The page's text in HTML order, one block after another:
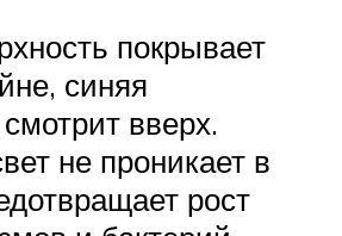
покрывает
синяя
вверх.
не проникает в
рост